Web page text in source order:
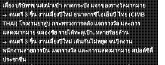
เลี้ยง บริษัทฯขนส่งนำเข้า ลาดกระบัง แจกของรางวัลมากมาย
ดนตรี 3 ชิ้น งานเลี้ยงปีใหม่ ธนาคารซีไอเอ็มบี ไทย (CIMB
THAI) โรงงานยาสูบ กระทรวงการคลัง แจกรางวัล และการ
แสดงมากมาย ฉลองชัย รายได้ทะลุเป้า..หลายร้อยล้าน
ดนตรี 3 ชิ้น งานเลี้ยงปีใหม่ เต้นกันไม่หยุด จนปิดงาน
พนักงานสายการบิน แจกรางวัล และการแสดงมากมาย สปอต์ซิตื้
ประชาชื่น